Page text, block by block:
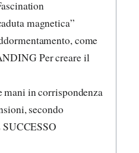
magnetica”
come
Per creare il
mani in corrispondenza
secondo